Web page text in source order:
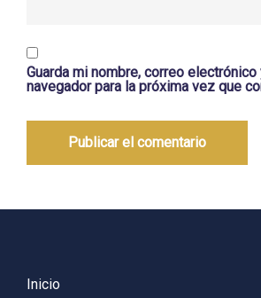
Guarda mi nombre, correo
navegador para la próxima vez que
Inicio